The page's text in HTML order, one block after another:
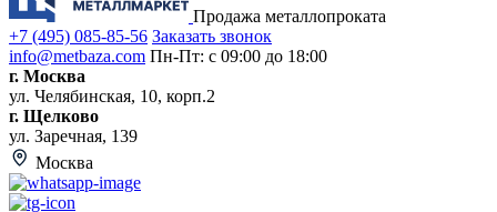
Продажа металлопроката
+7 (495) 085-85-56 Заказать звонок
info@metbaza.com Пн-Пт: с 09:00 до 18:00
г. Москва
ул. Челябинская, 10, корп.2
г. Щелково
ул. Заречная, 139
Москва